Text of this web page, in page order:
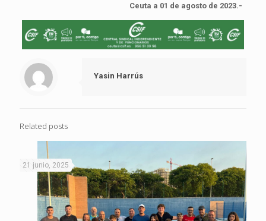
Ceuta a 01 de agosto de 2023.-
Yasin Harrús
Related posts
21 junio, 2025